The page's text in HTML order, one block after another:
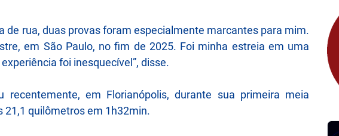
de rua, duas provas foram especialmente marcantes para mim.
em São Paulo, no fim de 2025. Foi minha estreia em uma
foi inesquecível”, disse.
em Florianópolis, durante sua primeira meia
21,1 quilômetros em 1h32min.